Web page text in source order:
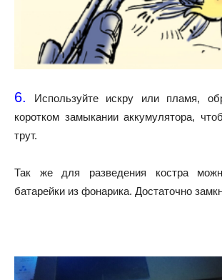
6.
Используйте искру или пламя,
коротком замыкании аккумулятора,
трут.
Так же для разведения костра
батарейки из фонарика. Достаточно